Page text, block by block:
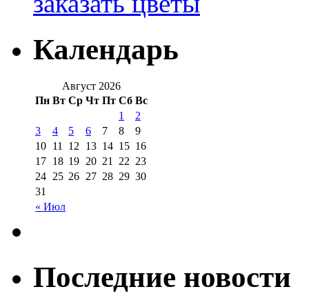
Календарь
Август 2026
Пн Вт Ср Чт Пт Сб Вс
« Июл
1
2
3
4 5 6 7 8
9
10 11 12 13 14 15 16
17 18 19 20 21 22 23
24 25 26 27 28 29 30
31
Последние новости